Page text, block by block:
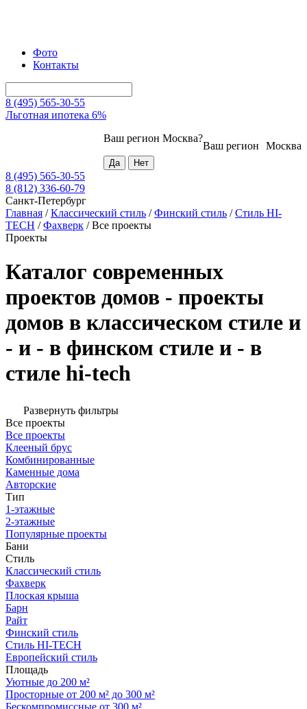
Фото
Контакты
8 (495) 565-30-55
Льготная ипотека 6%
Москва
Ваш регион
Ваш регион Москва?
8 (495) 565-30-55
8 (812) 336-60-79
Санкт-Петербург
Главная /Классический стиль /Финский стиль /Стиль HI-
TECH /Фахверк /Все проекты
Проекты
Каталог современных
проектов домов - проекты
домов в классическом стиле и
- и - в финском стиле и - в
стиле hi-tech
Развернуть фильтры
Все проекты
Все проекты
Клееный брус
Комбинированные
Каменные дома
Авторские
Тип
1-этажные
2-этажные
Популярные проекты
Бани
Стиль
Классический стиль
Фахверк
Плоская крыша
Барн
Райт
Финский стиль
Стиль HI-TECH
Европейский стиль
Площадь
Уютные до 200 м²
Просторные от 200 м² до 300 м²